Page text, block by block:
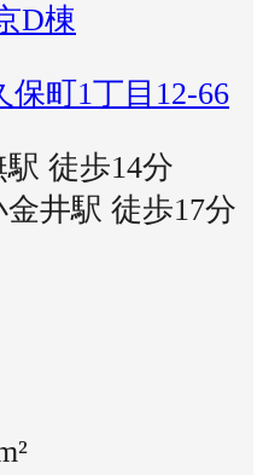
D棟
町1丁目12-66
徒歩14分
井駅 徒歩17分